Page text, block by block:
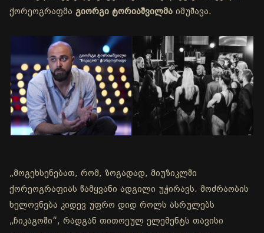
ქორეოგრაფმა გიორგი ტორიაშვილმა იმუშავა.
„მოგეხსენებათ, რომ, ზოგადად, მიუზიკლში
ქორეოგრაფიას წამყვანი ადგილი უჭირავს. მოძრაობის
ხელოვნება კიდევ უფრო დიდ როლს ასრულებს
„ჩიკაგოში“, რადგან თითოეულ ელემენტს თავისი